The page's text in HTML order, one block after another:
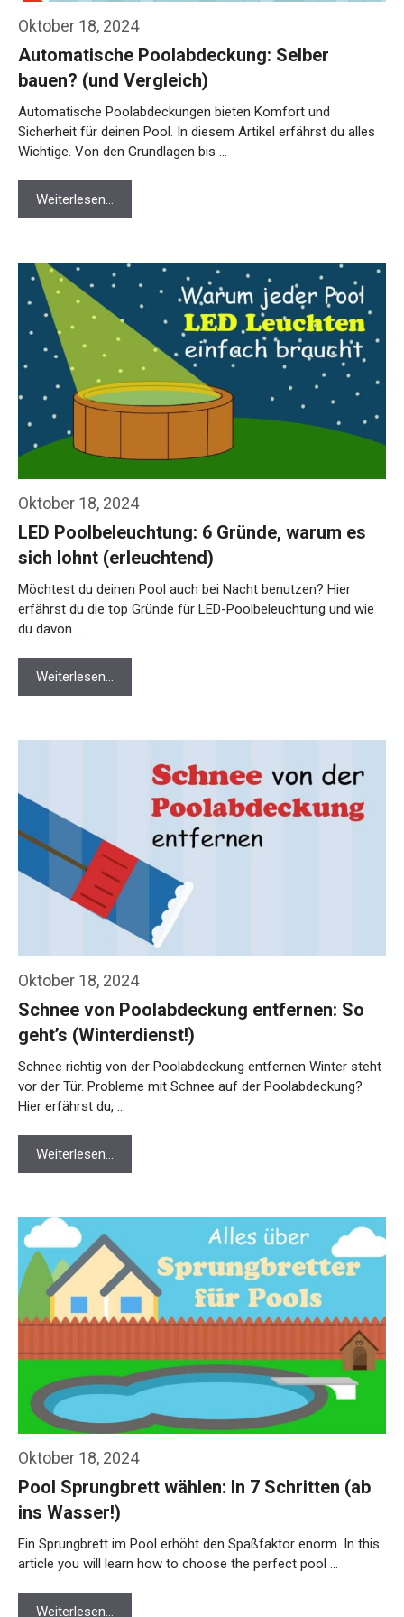
Oktober 18, 2024
Automatische Poolabdeckung: Selber
bauen? (und Vergleich)
Automatische Poolabdeckungen bieten Komfort und
Sicherheit für deinen Pool. In diesem Artikel erfährst du alles
Wichtige. Von den Grundlagen bis …
Weiterlesen…
Oktober 18, 2024
LED Poolbeleuchtung: 6 Gründe, warum es
sich lohnt (erleuchtend)
Möchtest du deinen Pool auch bei Nacht benutzen? Hier
erfährst du die top Gründe für LED-Poolbeleuchtung und wie
du davon …
Weiterlesen…
Oktober 18, 2024
Schnee von Poolabdeckung entfernen: So
geht’s (Winterdienst!)
Schnee richtig von der Poolabdeckung entfernen Winter steht
vor der Tür. Probleme mit Schnee auf der Poolabdeckung?
Hier erfährst du, …
Weiterlesen…
Oktober 18, 2024
Pool Sprungbrett wählen: In 7 Schritten (ab
ins Wasser!)
Ein Sprungbrett im Pool erhöht den Spaßfaktor enorm. In this
article you will learn how to choose the perfect pool …
Weiterlesen…